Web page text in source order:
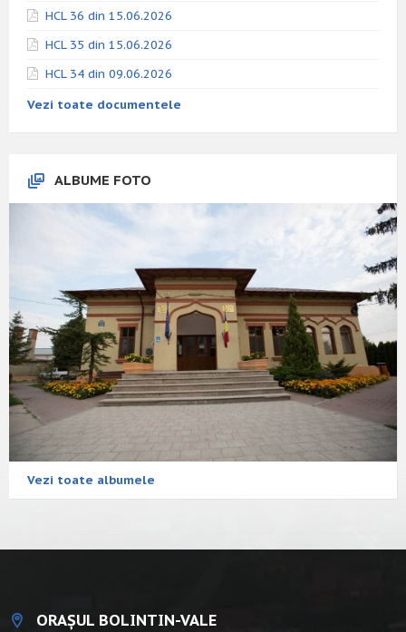
HCL 36 din 15.06.2026
HCL 35 din 15.06.2026
HCL 34 din 09.06.2026
Vezi toate documentele
ALBUME FOTO
Vezi toate albumele
ORAȘUL BOLINTIN-VALE